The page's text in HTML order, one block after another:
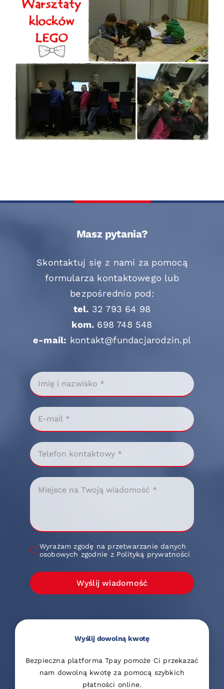
Masz pytania?
Skontaktuj się z nami za pomocą
formularza kontaktowego lub
bezpośrednio pod:
tel. 32 793 64 98
kom. 698 748 548
e-mail: kontakt@fundacjarodzin.pl
Wyrażam zgodę na przetwarzanie danych
osobowych zgodnie z Polityką prywatności
Wyślij wiadomość
Wyślij dowolną kwotę
Bezpieczna platforma Tpay pomoże Ci przekazać
nam dowolną kwotę za pomocą szybkich
płatności online.